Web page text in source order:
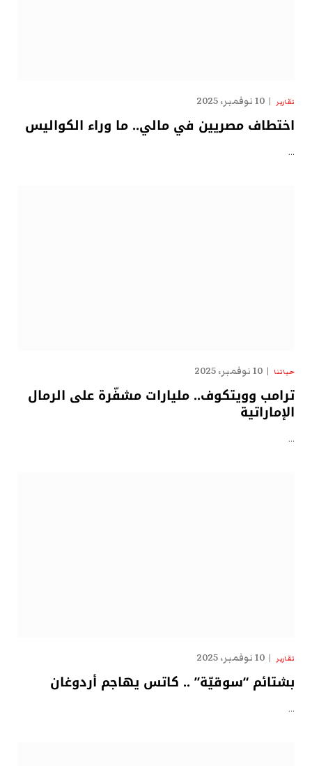
تقارير 10 نوفمبر، 2025
اختطاف مصريين في مالي.. ما وراء الكواليس
…
حياتنا 10 نوفمبر، 2025
ترامب وويتكوف.. مليارات مشفّرة على الرمال
الإماراتية
…
تقارير 10 نوفمبر، 2025
بشتائم “سوقيّة” .. كاتس يهاجم أردوغان
…